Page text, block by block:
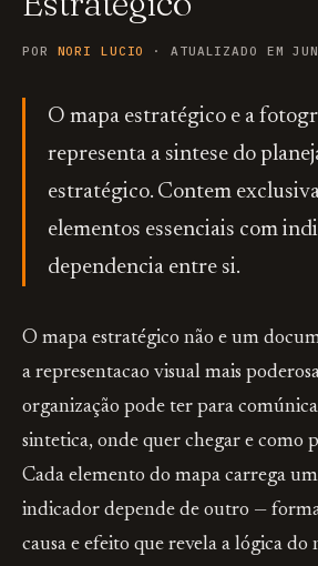
POR NORI LUCIO · ATUALIZADO EM
O mapa estratégico e a
representa a sintese do
estratégico. Contem
elementos essenciais com
dependencia entre si.
O mapa estratégico não e um
a representacao visual mais
organização pode ter para
sintetica, onde quer chegar e como
Cada elemento do mapa carrega
indicador depende de outro —
causa e efeito que revela a lógica do